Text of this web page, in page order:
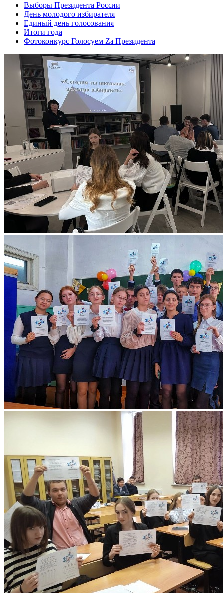
Выборы Президента России
День молодого избирателя
Единый день голосования
Итоги года
Фотоконкурс Голосуем Zа Президента